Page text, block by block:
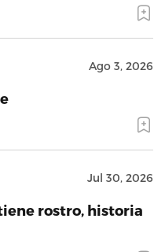
Ago 3, 2026
Jul 30, 2026
rostro, historia